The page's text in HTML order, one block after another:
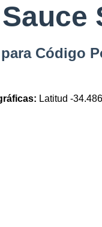
Código
Latitud -